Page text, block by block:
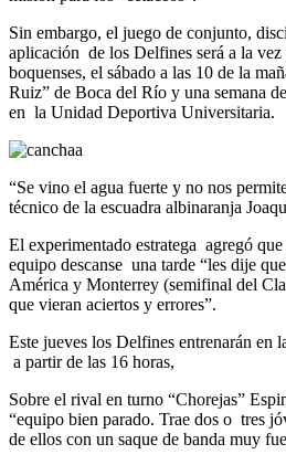
Sin embargo, el juego de conjunto,
aplicación de los Delfines será a la vez
boquenses, el sábado a las 10 de la
Ruiz” de Boca del Río y una semana
en la Unidad Deportiva Universitaria.
“Se vino el agua fuerte y no nos
técnico de la escuadra albinaranja
El experimentado estratega agregó
equipo descanse una tarde “les dije
América y Monterrey (semifinal del
que vieran aciertos y errores”.
Este jueves los Delfines entrenarán en
a partir de las 16 horas,
Sobre el rival en turno “Chorejas”
“equipo bien parado. Trae dos o tres
de ellos con un saque de banda muy